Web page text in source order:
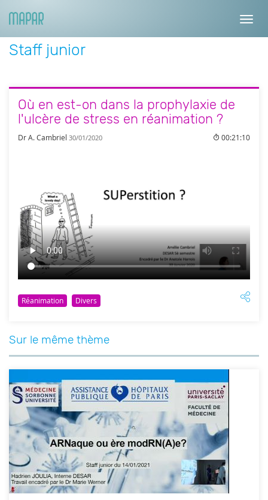
Staff junior
Où en est-on dans la prophylaxie de
l'ulcère de stress en réanimation ?
Dr A. Cambriel 30/01/2020 00:21:10
Réanimation Divers
Sur le même thème